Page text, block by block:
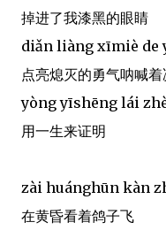
掉进了我漆黑的眼睛
diǎn liàng xīmiè de
点亮熄灭的勇气呐喊着
yòng yīshēng lái
用一生来证明
zài huánghūn kàn
在黄昏看着鸽子飞